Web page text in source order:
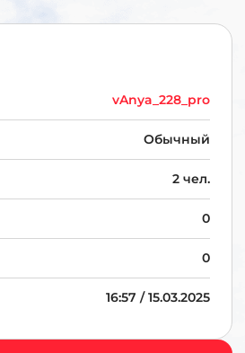
vAnya_228_pro
Обычный
2 чел.
0
0
16:57 / 15.03.2025